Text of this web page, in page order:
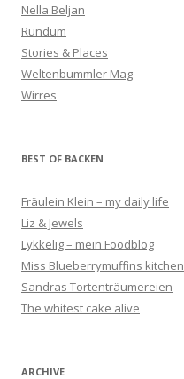
Nella Beljan
Rundum
Stories & Places
Weltenbummler Mag
Wirres
BEST OF BACKEN
Fräulein Klein – my daily life
Liz & Jewels
Lykkelig – mein Foodblog
Miss Blueberrymuffins kitchen
Sandras Tortenträumereien
The whitest cake alive
ARCHIVE